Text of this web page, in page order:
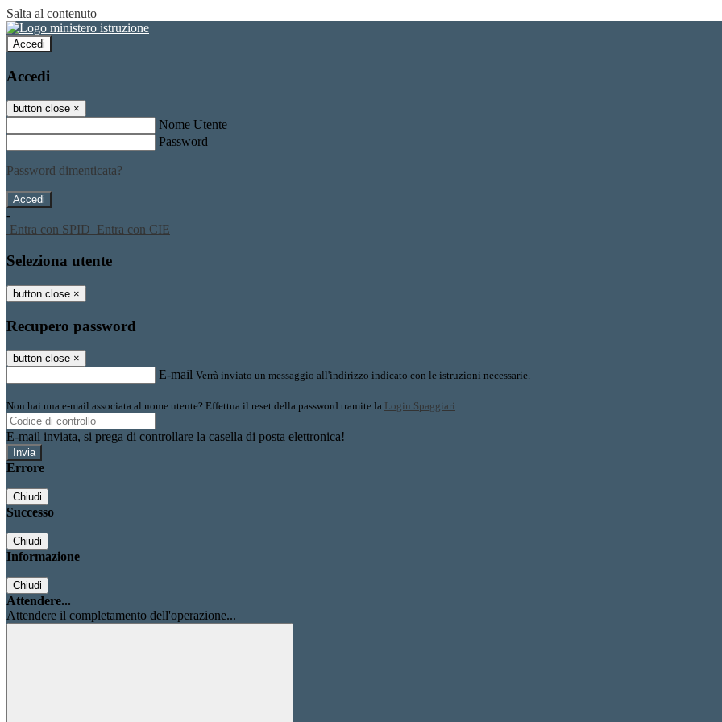
Salta al contenuto
Accedi
Accedi
button close ×
Nome Utente
Password
Password dimenticata?
-
Entra con SPID Entra con CIE
Seleziona utente
button close ×
Recupero password
button close ×
E-mail Verrà inviato un messaggio all'indirizzo indicato con le istruzioni necessarie.
Non hai una e-mail associata al nome utente? Effettua il reset della password tramite la Login Spaggiari
E-mail inviata, si prega di controllare la casella di posta elettronica!
Errore
Chiudi
Successo
Chiudi
Informazione
Chiudi
Attendere...
Attendere il completamento dell'operazione...